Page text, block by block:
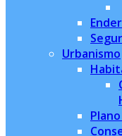
Urbanismo